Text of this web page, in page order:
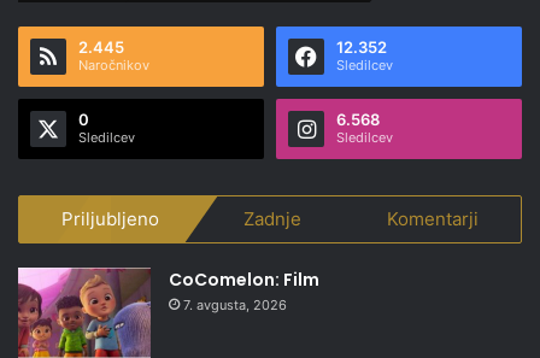
2.445
Naročnikov
12.352
Sledilcev
0
Sledilcev
6.568
Sledilcev
Priljubljeno Zadnje Komentarji
CoComelon: Film
7. avgusta, 2026